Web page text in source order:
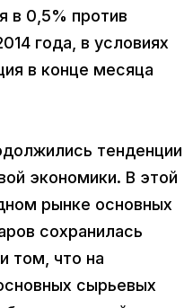
в 0,5% против
года, в условиях
в конце месяца
тенденции
экономики. В этой
рынке основных
сохранилась
том, что на
сырьевых